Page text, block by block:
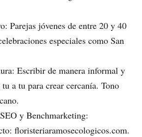
Parejas jóvenes de entre 20 y 40
especiales como San
Escribir de manera informal y
a tu para crear cercanía. Tono
y Benchmarketing:
floristeriaramosecologicos.com.